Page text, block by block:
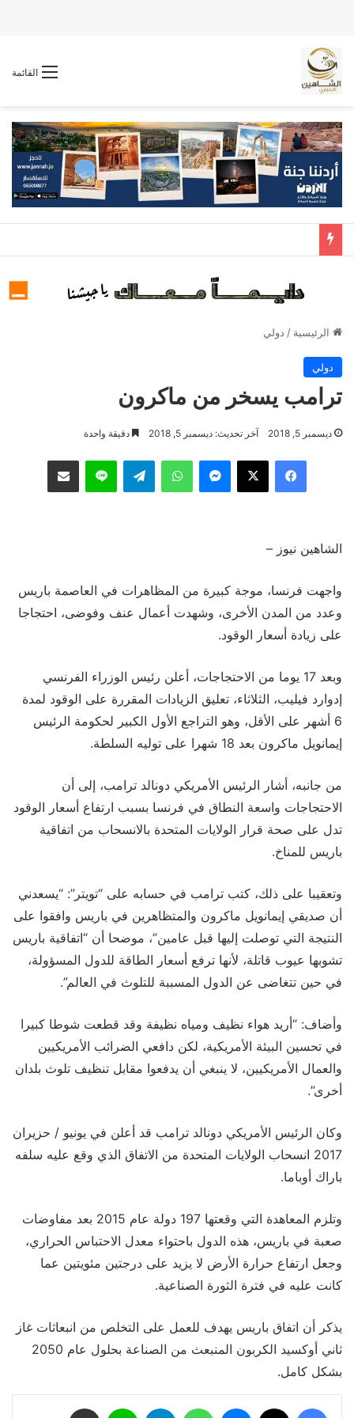
القائمة
الرئيسية / دولي
دولي
ترامب يسخر من ماكرون
ديسمبر 5, 2018 آخر تحديث: ديسمبر 5, 2018 دقيقة واحدة
فيسبوك ‫X ماسنجر واتساب تيلقرام لاين مشاركة عبر البريد
الشاهين نيوز –
واجهت فرنسا، موجة كبيرة من المظاهرات في العاصمة باريس
وعدد من المدن الأخرى، وشهدت أعمال عنف وفوضى، احتجاجا
على زيادة أسعار الوقود.
وبعد 17 يوما من الاحتجاجات، أعلن رئيس الوزراء الفرنسي
إدوارد فيليب، الثلاثاء، تعليق الزيادات المقررة على الوقود لمدة
6 أشهر على الأقل، وهو التراجع الأول الكبير لحكومة الرئيس
إيمانويل ماكرون بعد 18 شهرا على توليه السلطة.
من جانبه، أشار الرئيس الأمريكي دونالد ترامب، إلى أن
الاحتجاجات واسعة النطاق في فرنسا بسبب ارتفاع أسعار الوقود
تدل على صحة قرار الولايات المتحدة بالانسحاب من اتفاقية
باريس للمناخ.
وتعقيبا على ذلك، كتب ترامب في حسابه على “تويتر”: “يسعدني
أن صديقي إيمانويل ماكرون والمتظاهرين في باريس وافقوا على
النتيجة التي توصلت إليها قبل عامين”، موضحا أن “اتفاقية باريس
تشوبها عيوب قاتلة، لأنها ترفع أسعار الطاقة للدول المسؤولة،
في حين تتغاضى عن الدول المسببة للتلوث في العالم”.
وأضاف: “أريد هواء نظيف ومياه نظيفة وقد قطعت شوطا كبيرا
في تحسين البيئة الأمريكية، لكن دافعي الضرائب الأمريكيين
والعمال الأمريكيين، لا ينبغي أن يدفعوا مقابل تنظيف تلوث بلدان
أخرى”.
وكان الرئيس الأمريكي دونالد ترامب قد أعلن في يونيو / حزيران
2017 انسحاب الولايات المتحدة من الاتفاق الذي وقع عليه سلفه
باراك أوباما.
وتلزم المعاهدة التي وقعتها 197 دولة عام 2015 بعد مفاوضات
صعبة في باريس، هذه الدول باحتواء معدل الاحتباس الحراري،
وجعل ارتفاع حرارة الأرض لا يزيد على درجتين مئويتين عما
كانت عليه في فترة الثورة الصناعية.
يذكر أن اتفاق باريس يهدف للعمل على التخلص من انبعاثات غاز
ثاني أوكسيد الكربون المنبعث من الصناعة بحلول عام 2050
بشكل كامل.
فيسبوك ماسنجر واتساب تيلقرام لاين